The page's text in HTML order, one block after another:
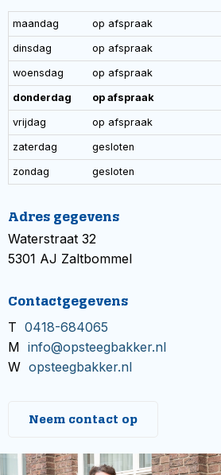
maandag op afspraak
dinsdag op afspraak
woensdag op afspraak
donderdag op afspraak
vrijdag op afspraak
zaterdag gesloten
zondag gesloten
Adres gegevens
Waterstraat 32
5301 AJ Zaltbommel
Contactgegevens
T 0418-684065
M info@opsteegbakker.nl
W opsteegbakker.nl
Neem contact op